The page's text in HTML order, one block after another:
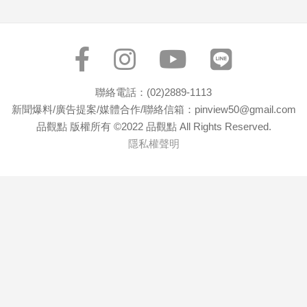
文
聯絡電話：(02)2889-1113
新聞爆料/廣告提案/媒體合作/聯絡信箱：pinview50@gmail.com
品觀點 版權所有 ©2022 品觀點 All Rights Reserved.
隱私權聲明